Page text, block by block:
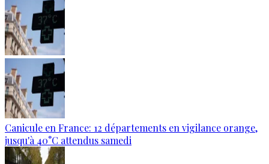
Canicule en France: 12 départements en vigilance orange,
jusqu'à 40°C attendus samedi